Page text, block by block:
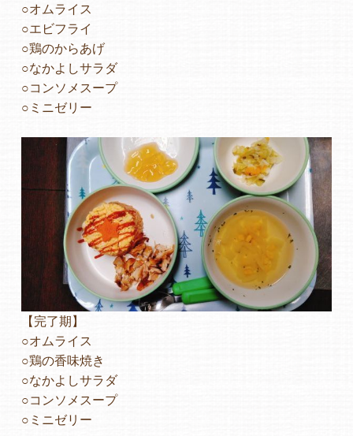
ヒーローズ保育園
ヒーローズきっず園田
ヒーローズにしのみや保育園
ヒーローズ旭保育園
キッズ１ハート旭保育所
園の様子
お知らせ
○オムライス
○エビフライ
○鶏のからあげ
○なかよしサラダ
○コンソメスープ
○ミニゼリー
【完了期】
○オムライス
○鶏の香味焼き
○なかよしサラダ
○コンソメスープ
○ミニゼリー